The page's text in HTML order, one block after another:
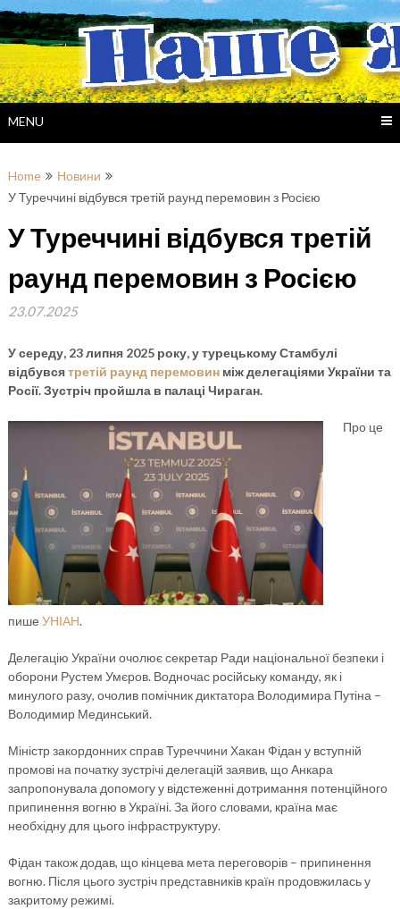
Skip
to
content
MENU
Home
Новини
У Туреччині відбувся третій раунд перемовин з Росією
У Туреччині відбувся третій
раунд перемовин з Росією
23.07.2025
У середу, 23 липня 2025 року, у турецькому Стамбулі
відбувсятретій раунд перемовинміж делегаціями України та
Росії. Зустріч пройшла в палаці Чираган.
Про це
пише УНІАН.
Делегацію України очолює секретар Ради національної безпеки і
оборони Рустем Умєров. Водночас російську команду, як і
минулого разу, очолив помічник диктатора Володимира Путіна –
Володимир Мединський.
Міністр закордонних справ Туреччини Хакан Фідан у вступній
промові на початку зустрічі делегацій заявив, що Анкара
запропонувала допомогу у відстеженні дотримання потенційного
припинення вогню в Україні. За його словами, країна має
необхідну для цього інфраструктуру.
Фідан також додав, що кінцева мета переговорів – припинення
вогню. Після цього зустріч представників країн продовжилась у
закритому режимі.